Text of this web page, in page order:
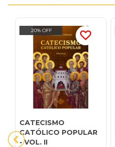
20% OFF
CATECISMO
CATÓLICO POPULAR
- VOL. II